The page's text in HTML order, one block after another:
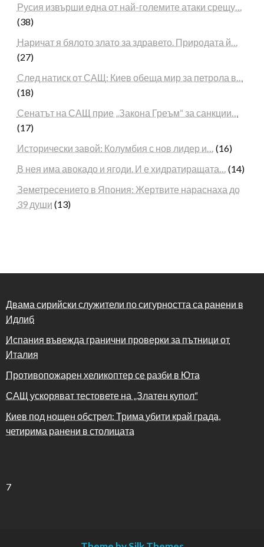
Русия извърши една от най-големите атаки срещу…
(38)
Наричат я бялото злато за здравето. Природата й…
(27)
След натиск от САЩ: Киев обеща мир за петрола в…
(18)
Сенатът на САЩ прие „Закона Греъм“ за санкции…
(17)
Исторически завой: Колумбия с нов лидер и… (16)
В нея има авокадо и ягоди. И е хидратиращата… (14)
Земетресението в Япония: Жертвите нараснаха до
39 души (13)
Двама сирийски служители по сигурността са ранени в
Идлиб
Испания въвежда гранични проверки за пътници от
Италия
Противопожарен хеликоптер се разби в Юта
САЩ ускоряват тестовете на „Златен купол“
Киев под нощен обстрел: Трима убити край града,
четирима ранени в столицата
7